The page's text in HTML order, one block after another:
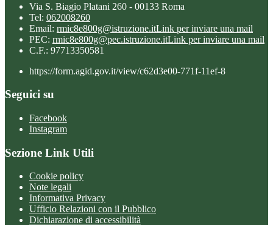
Via S. Biagio Platani 260 - 00133 Roma
Tel: 062008260
Email: rmic8e800g@istruzione.itLink per inviare una mail
PEC: rmic8e800g@pec.istruzione.itLink per inviare una mail
C.F.: 97713350581
https://form.agid.gov.it/view/c62d3e00-771f-11ef-8
Seguici su
Facebook
Instagram
Sezione Link Utili
Cookie policy
Note legali
Informativa Privacy
Ufficio Relazioni con il Pubblico
Dichiarazione di accessibilità